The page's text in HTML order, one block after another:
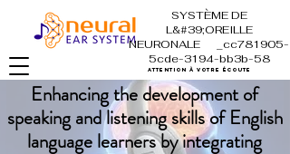
Enhancing the development of
speaking and listening skills of English
language learners by integrating
SYSTÈME DE
L&#39;OREILLE
NEURONALE _cc781905-
5cde-3194-bb3b-58
attention à votre écoute